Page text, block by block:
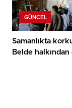
GÜNCEL
Samanlıkta
Belde halkından